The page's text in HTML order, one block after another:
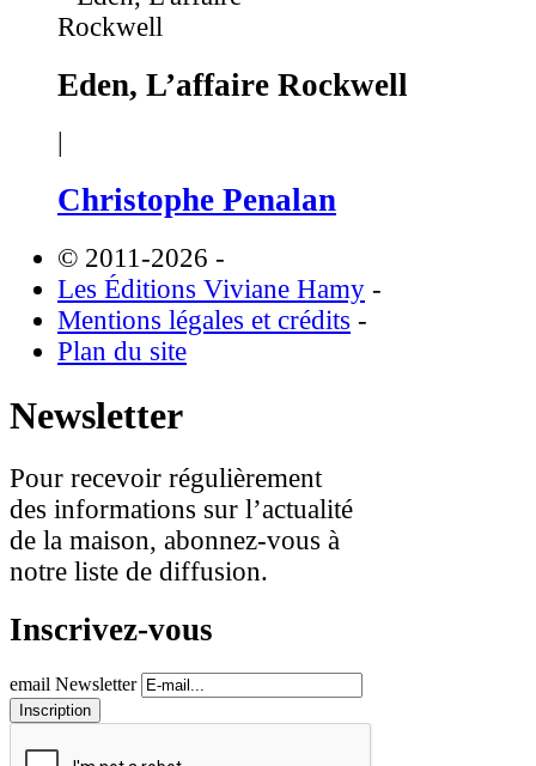
Eden, L’affaire Rockwell
Christophe Penalan
© 2011-2026 -
Les Éditions Viviane Hamy -
Mentions légales et crédits -
Plan du site
Newsletter
Pour recevoir régulièrement
des informations sur l’actualité
de la maison, abonnez-vous à
notre liste de diffusion.
Inscrivez-vous
email Newsletter